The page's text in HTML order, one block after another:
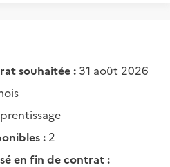
souhaitée : 31 août 2026
: 2
en fin de contrat :